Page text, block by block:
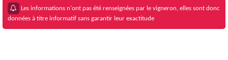
Les informations n'ont pas été renseignées par le vigneron, elles sont donc
données à titre informatif sans garantir leur exactitude